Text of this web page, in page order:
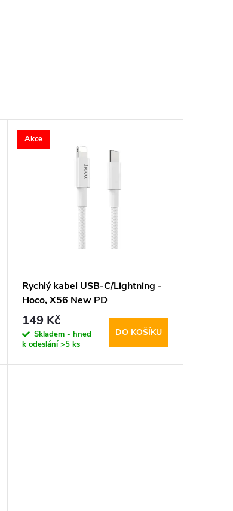
Akce
Rychlý kabel USB-C/Lightning -
Hoco, X56 New PD
149 Kč
Skladem - hned
k odeslání>5 ks
DO KOŠÍKU